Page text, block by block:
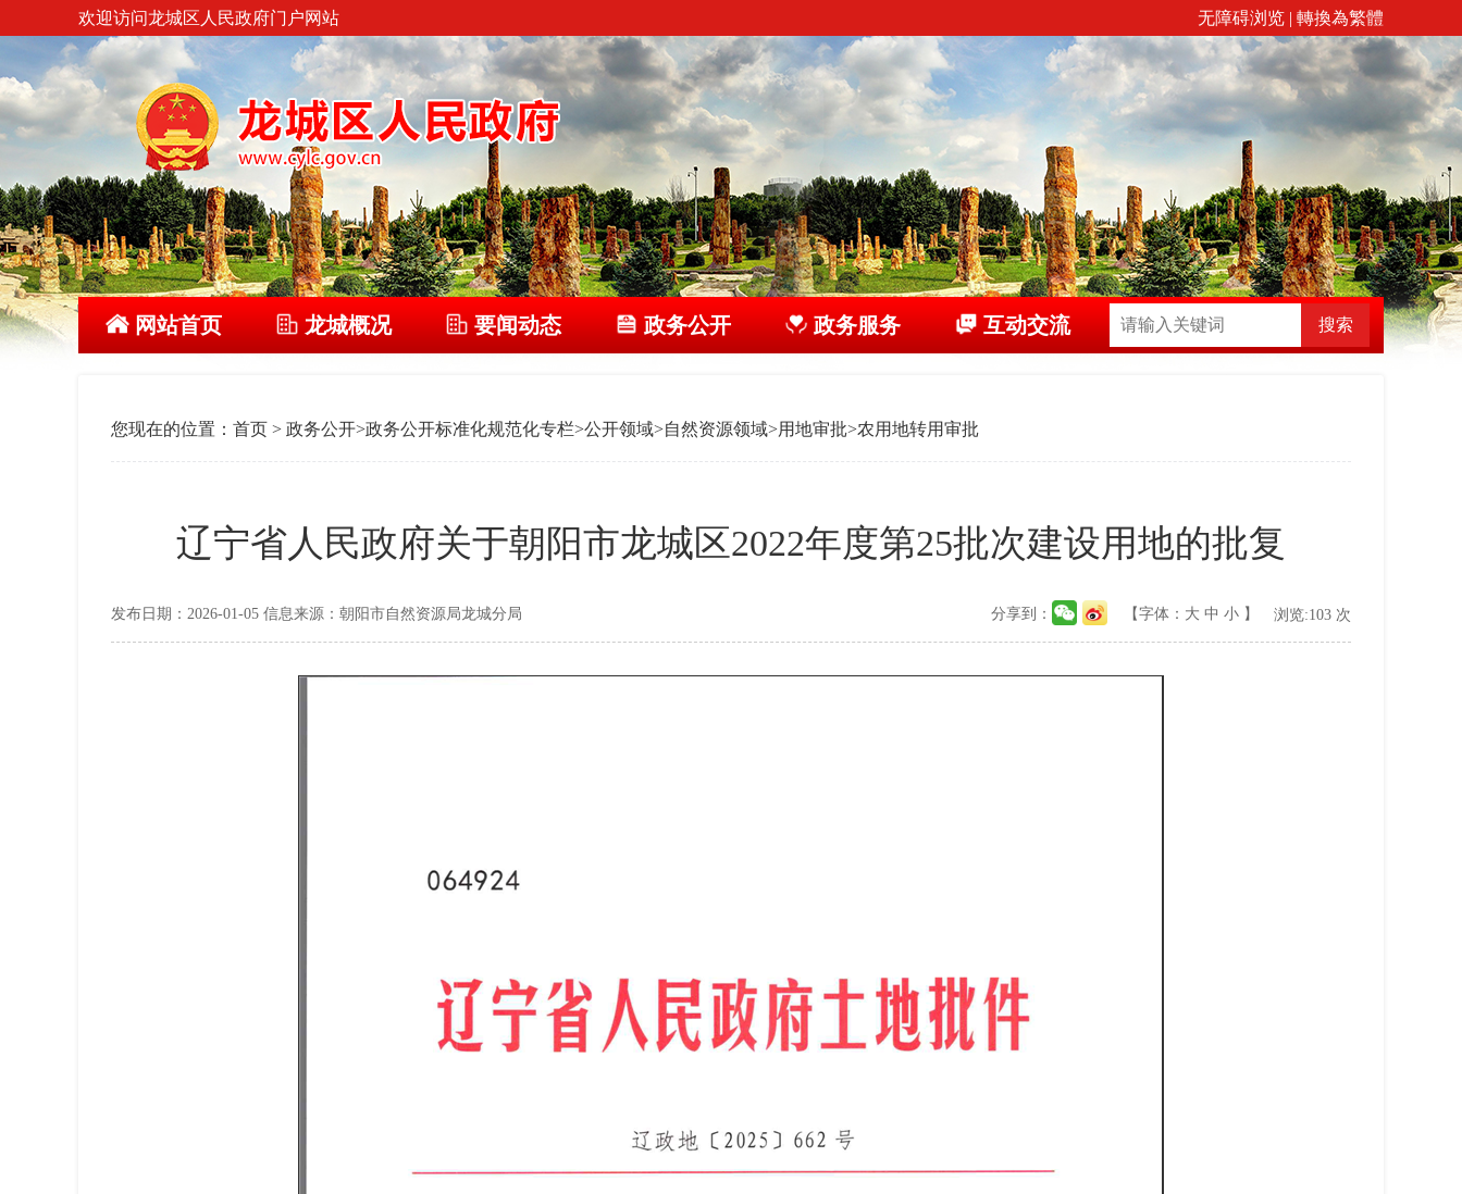
欢迎访问龙城区人民政府门户网站 无障碍浏览 | 轉換為繁體
网站首页 龙城概况 要闻动态 政务公开 政务服务 互动交流 搜索
您现在的位置： 首页 > 政务公开>政务公开标准化规范化专栏>公开领域>自然资源领域>用地审批>农用地转用审批
辽宁省人民政府关于朝阳市龙城区2022年度第25批次建设用地的批复
发布日期：2026-01-05 信息来源：朝阳市自然资源局龙城分局 【字体： 大 中 小 】 浏览:103 次
分享到：